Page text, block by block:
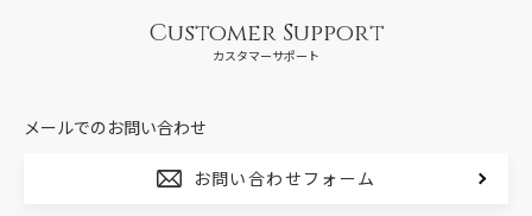
Customer Support
カスタマーサポート
メールでのお問い合わせ
お問い合わせフォーム